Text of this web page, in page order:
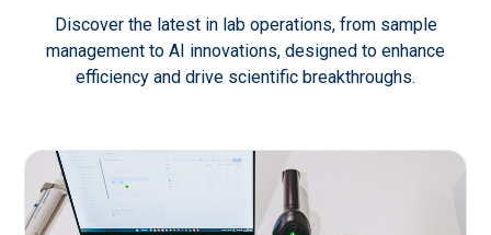
Discover the latest in lab operations, from sample
management to AI innovations, designed to enhance
efficiency and drive scientific breakthroughs.